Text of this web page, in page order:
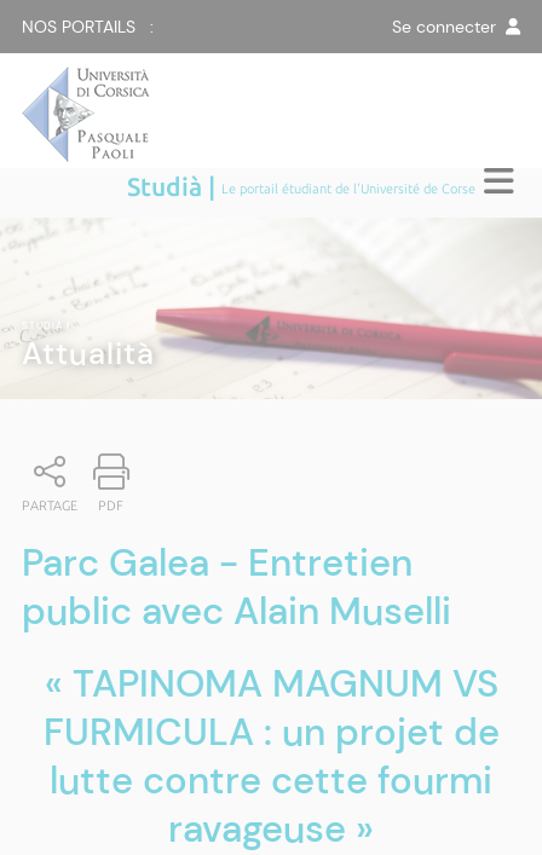
NOS PORTAILS : Se connecter
Studià | Le portail étudiant de l'Université de Corse
STUDIÀ
Attualità
PARTAGE PDF
Parc Galea - Entretien
public avec Alain Muselli
« TAPINOMA MAGNUM VS
FURMICULA : un projet de
lutte contre cette fourmi
ravageuse »